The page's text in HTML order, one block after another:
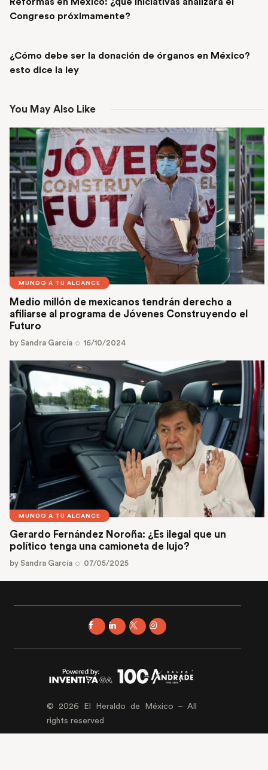
Reformas en México: ¿qué iniciativas analizará el
Congreso próximamente?
¿Cómo debe ser la donación de órganos en México?
esto dice la ley
You May Also Like
MUNDO A TU ALCANCE
Medio millón de mexicanos tendrán derecho a
afiliarse al programa de Jóvenes Construyendo el
Futuro
by Sandra García 16/10/2024
MUNDO A TU ALCANCE
Gerardo Fernández Noroña: ¿Es ilegal que un
político tenga una camioneta de lujo?
by Sandra García 07/05/2025
© 2026 El Heraldo de México – All
rights reserved